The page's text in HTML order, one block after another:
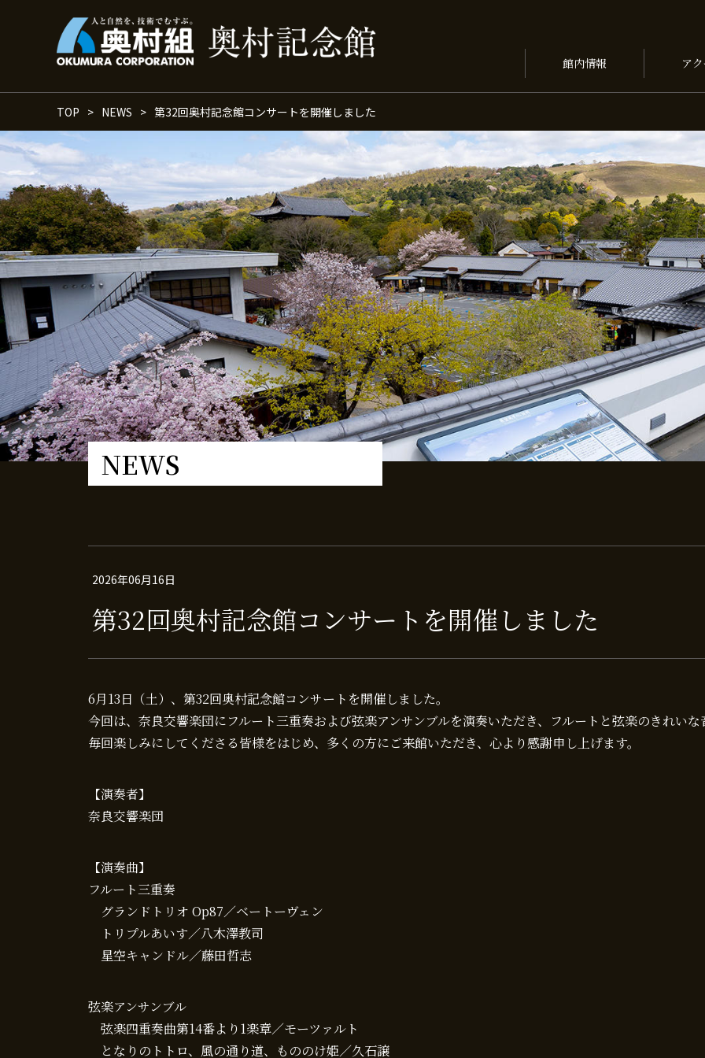
館内情報 ア
TOP NEWS 第32回奥村記念館コンサートを開催しました
NEWS
2026年06月16日
第32回奥村記念館コンサートを開催しました
6月13日（土）、第32回奥村記念館コンサートを開催しました。
今回は、奈良交響楽団にフルート三重奏および弦楽アンサンブルを演奏いただき、フルートと弦楽のきれい
毎回楽しみにしてくださる皆様をはじめ、多くの方にご来館いただき、心より感謝申し上げます。
【演奏者】
奈良交響楽団
【演奏曲】
フルート三重奏
グランドトリオ Op87／ベートーヴェン
トリプルあいす／八木澤教司
星空キャンドル／藤田哲志
弦楽アンサンブル
弦楽四重奏曲第14番より1楽章／モーツァルト
となりのトトロ、風の通り道、もののけ姫／久石譲